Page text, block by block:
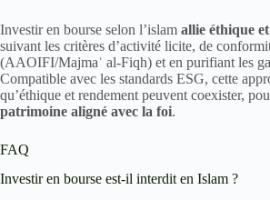
Investir en bourse selon l’islam allie éthique
suivant les critères d’activité licite, de
(AAOIFI/Majmaʿ al-Fiqh) et en purifiant les
Compatible avec les standards ESG, cette
qu’éthique et rendement peuvent coexister,
patrimoine aligné avec la foi.
FAQ
Investir en bourse est-il interdit en Islam ?